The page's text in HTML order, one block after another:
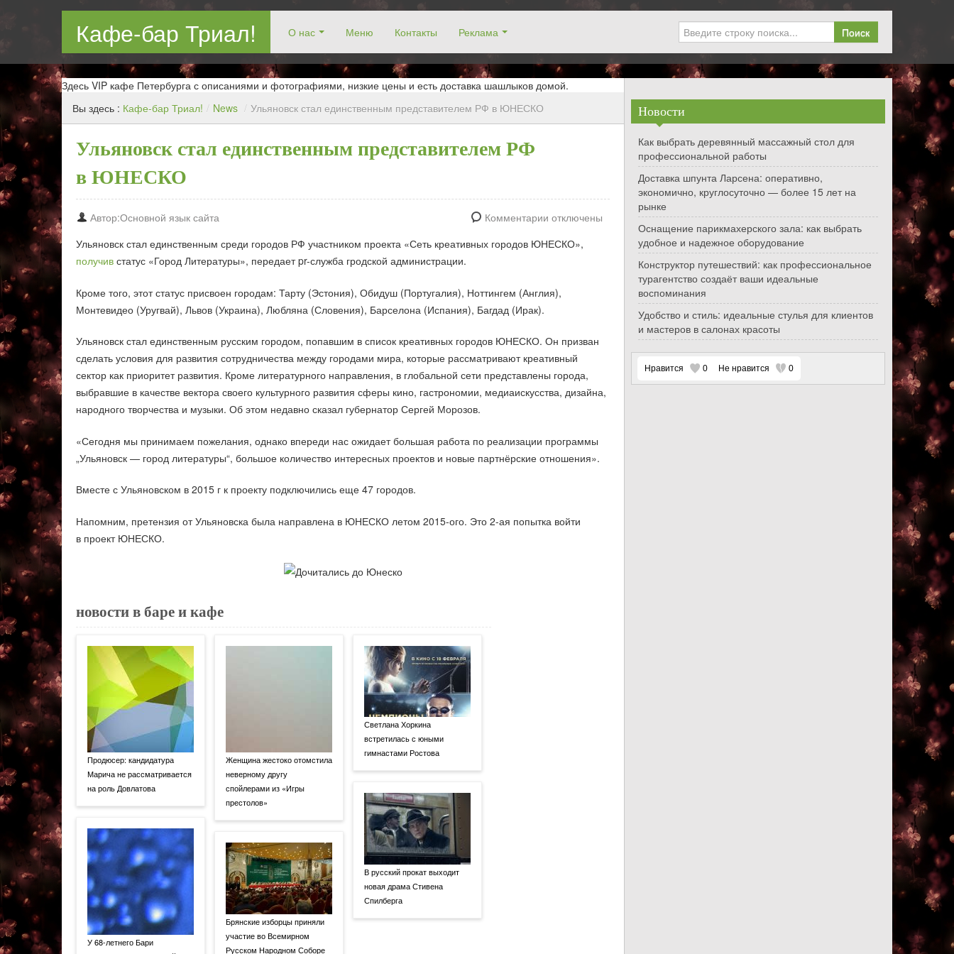
Кафе-бар Триал! О нас Меню Контакты Реклама Поиск
Бар в Новокосин, кафе в Новокосино, ресторан в Новокосино, заказ столика. Работаем без выходных! Низкие цены!
Здесь VIP кафе Петербурга с описаниями и фотографиями, низкие цены и есть доставка шашлыков домой.
Вы здесь : Кафе-бар Триал! / News / Ульяновск стал единственным представителем РФ в ЮНЕСКО
Ульяновск стал единственным представителем РФ
в ЮНЕСКО
Автор:Основной язык сайта
Комментарии отключены
Ульяновск стал единственным среди городов РФ участником проекта «Сеть креативных городов ЮНЕСКО»,
получив статус «Город Литературы», передает pr-служба гродской администрации.
Кроме того, этот статус присвоен городам: Тарту (Эстония), Обидуш (Португалия), Ноттингем (Англия),
Монтевидео (Уругвай), Львов (Украина), Любляна (Словения), Барселона (Испания), Багдад (Ирак).
Ульяновск стал единственным русским городом, попавшим в список креативных городов ЮНЕСКО. Он призван
сделать условия для развития сотрудничества между городами мира, которые рассматривают креативный
сектор как приоритет развития. Кроме литературного направления, в глобальной сети представлены города,
выбравшие в качестве вектора своего культурного развития сферы кино, гастрономии, медиаискусства, дизайна,
народного творчества и музыки. Об этом недавно сказал губернатор Сергей Морозов.
«Сегодня мы принимаем пожелания, однако впереди нас ожидает большая работа по реализации программы
„Ульяновск — город литературы“, большое количество интересных проектов и новые партнёрские отношения».
Вместе с Ульяновском в 2015 г к проекту подключились еще 47 городов.
Напомним, претензия от Ульяновска была направлена в ЮНЕСКО летом 2015-ого. Это 2-ая попытка войти
в проект ЮНЕСКО.
новости в баре и кафе
Продюсер: кандидатура
Марича не рассматривается
на роль Довлатова
У 68-летнего Бари
Женщина жестоко отомстила
неверному другу
спойлерами из «Игры
престолов»
Брянские изборцы приняли
участие во Всемирном
Русском Народном Соборе
Светлана Хоркина
встретилась с юными
гимнастами Ростова
В русский прокат выходит
новая драма Стивена
Спилберга
Новости
Как выбрать деревянный массажный стол для
профессиональной работы
Доставка шпунта Ларсена: оперативно,
экономично, круглосуточно — более 15 лет на
рынке
Оснащение парикмахерского зала: как выбрать
удобное и надежное оборудование
Конструктор путешествий: как профессиональное
турагентство создаёт ваши идеальные
воспоминания
Удобство и стиль: идеальные стулья для клиентов
и мастеров в салонах красоты
Нравится 0 Не нравится 0